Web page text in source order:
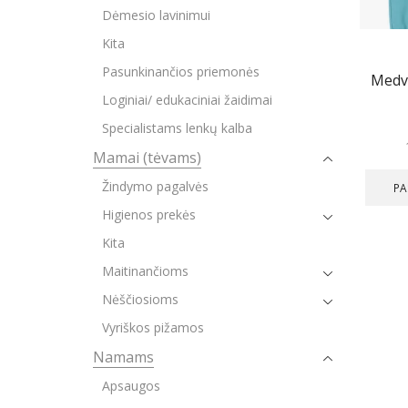
Dėmesio lavinimui
Kita
Pasunkinančios priemonės
Loginiai/ edukaciniai žaidimai
Specialistams lenkų kalba
Mamai (tėvams)
Žindymo pagalvės
Higienos prekės
Kita
Maitinančioms
Nėščiosioms
Vyriškos pižamos
Namams
Apsaugos